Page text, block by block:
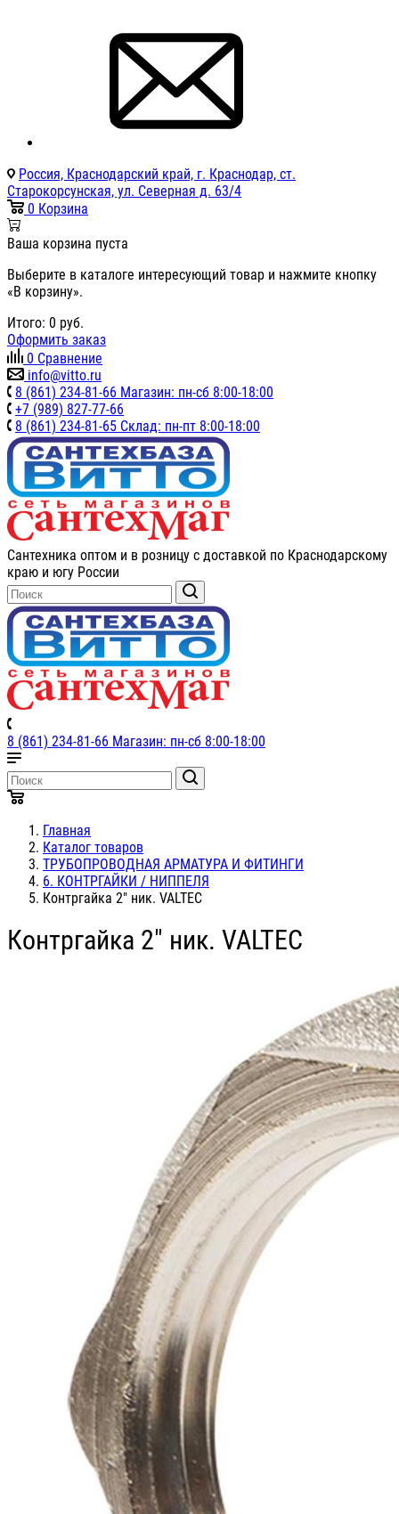
Россия, Краснодарский край, г. Краснодар, ст.
Старокорсунская, ул. Северная д. 63/4
0 Корзина
Ваша корзина пуста
Выберите в каталоге интересующий товар и нажмите кнопку
«В корзину».
Итого: 0 руб.
Оформить заказ
0 Сравнение
info@vitto.ru
8 (861) 234-81-66 Магазин: пн-сб 8:00-18:00
+7 (989) 827-77-66
8 (861) 234-81-65 Склад: пн-пт 8:00-18:00
Сантехника оптом и в розницу с доставкой по Краснодарскому
краю и югу России
8 (861) 234-81-66 Магазин: пн-сб 8:00-18:00
Главная
Каталог товаров
ТРУБОПРОВОДНАЯ АРМАТУРА И ФИТИНГИ
6. КОНТРГАЙКИ / НИППЕЛЯ
Контргайка 2" ник. VALTEC
Контргайка 2" ник. VALTEC